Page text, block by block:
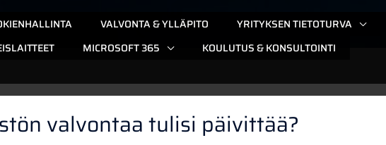
VALVONTA & YLLÄPITO
YRITYKSEN TIETOTURVA
MICROSOFT 365
KOULUTUS & KONSULTOINTI
valvontaa tulisi päivittää?